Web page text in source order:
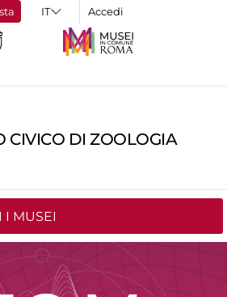
Accedi
CIVICO DI ZOOLOGIA
I MUSEI